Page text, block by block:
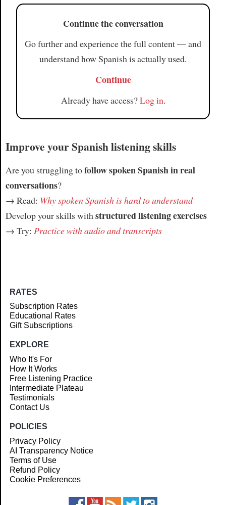
Continue the conversation
Go further and experience the full content — and
understand how Spanish is actually used.
Continue
Already have access?Log in.
Improve your Spanish listening skills
Are you struggling tofollow spoken Spanish in real
conversations?
→ Read: Why spoken Spanish is hard to understand
Develop your skills withstructured listening exercises
→ Try: Practice with audio and transcripts
RATES
Subscription Rates
Educational Rates
Gift Subscriptions
EXPLORE
Who It's For
How It Works
Free Listening Practice
Intermediate Plateau
Testimonials
Contact Us
POLICIES
Privacy Policy
AI Transparency Notice
Terms of Use
Refund Policy
Cookie Preferences